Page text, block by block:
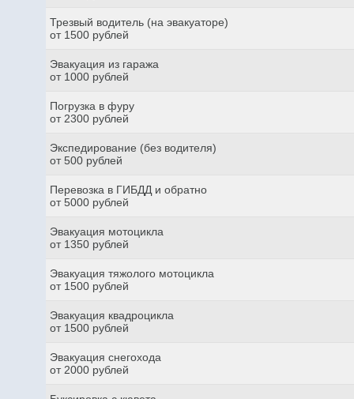
Трезвый водитель (на эвакуаторе)
от 1500 рублей
Эвакуация из гаража
от 1000 рублей
Погрузка в фуру
от 2300 рублей
Экспедирование (без водителя)
от 500 рублей
Перевозка в ГИБДД и обратно
от 5000 рублей
Эвакуация мотоцикла
от 1350 рублей
Эвакуация тяжолого мотоцикла
от 1500 рублей
Эвакуация квадроцикла
от 1500 рублей
Эвакуация снегохода
от 2000 рублей